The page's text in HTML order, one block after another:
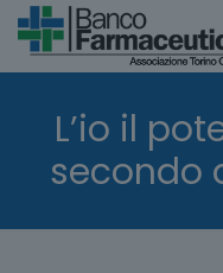
L’io il
secondo